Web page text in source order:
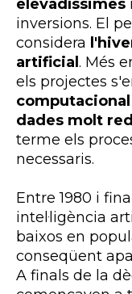
elevadíssimes
inversions. El
considera
artificial. Més
els projectes
dades molt
terme els
necessaris.
Entre 1980 i
intel·ligència
baixos en
conseqüent
A finals de la